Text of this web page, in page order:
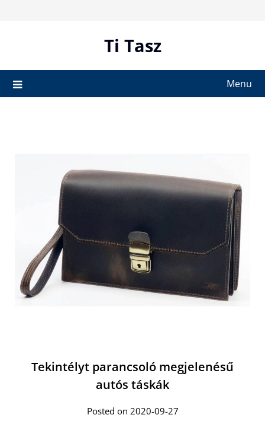
Ti Tasz
Menu
Tekintélyt parancsoló megjelenésű
autós táskák
Posted on 2020-09-27